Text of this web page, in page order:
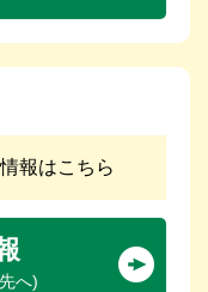
報はこちら
へ)